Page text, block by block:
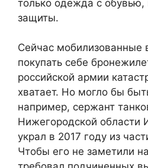
только одежда с обувью,
защиты.
Сейчас
покупать себе
российской армии
хватает. Но могло бы
например, сержант
Нижегородской области
украл в 2017 году из
Чтобы его не заметили